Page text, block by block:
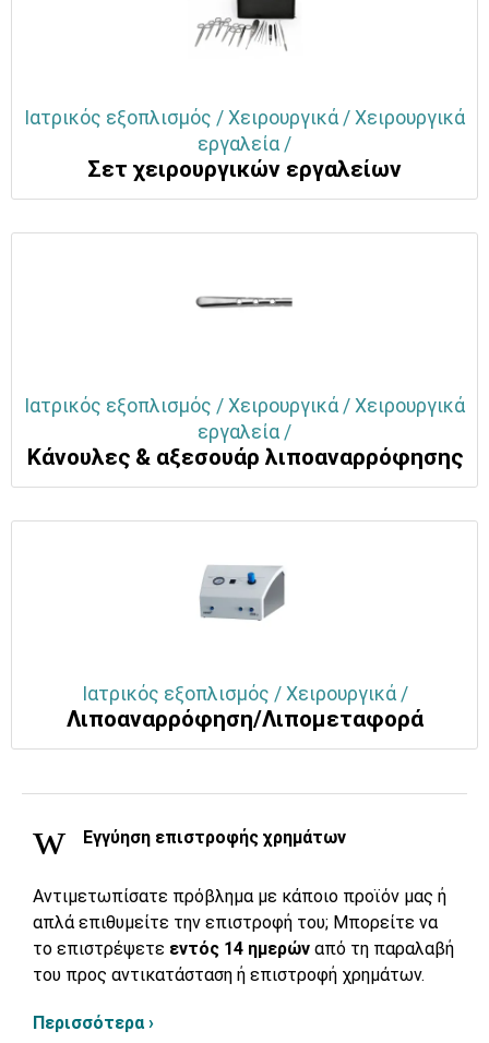
Ιατρικός εξοπλισμός / Χειρουργικά / Χειρουργικά
εργαλεία /
Σετ χειρουργικών εργαλείων
Ιατρικός εξοπλισμός / Χειρουργικά / Χειρουργικά
εργαλεία /
Κάνουλες & αξεσουάρ λιποαναρρόφησης
Ιατρικός εξοπλισμός / Χειρουργικά /
Λιποαναρρόφηση/Λιπομεταφορά
Εγγύηση επιστροφής χρημάτων
Αντιμετωπίσατε πρόβλημα με κάποιο προϊόν μας ή
απλά επιθυμείτε την επιστροφή του; Μπορείτε να
το επιστρέψετε εντός 14 ημερών από τη παραλαβή
του προς αντικατάσταση ή επιστροφή χρημάτων.
Περισσότερα ›